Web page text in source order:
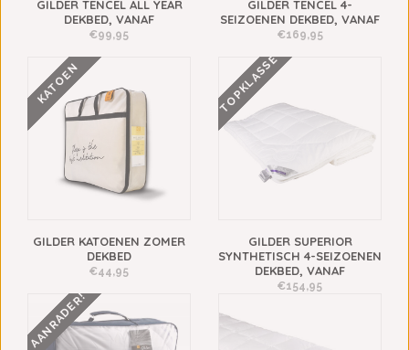
GILDER TENCEL ALL YEAR
DEKBED, VANAF
€99,95
GILDER TENCEL 4-
SEIZOENEN DEKBED, VANAF
€169,95
KATOEN
GILDER KATOENEN ZOMER
DEKBED
€44,95
TOPKLASSE
GILDER SUPERIOR
SYNTHETISCH 4-SEIZOENEN
DEKBED, VANAF
€154,95
AANRADER!